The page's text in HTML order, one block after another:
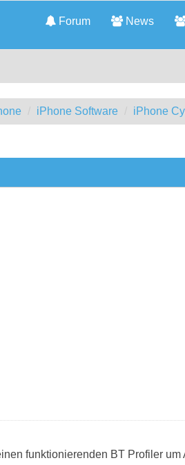
Forum News
iPhone Software iPhone
funktionierenden BT Profiler